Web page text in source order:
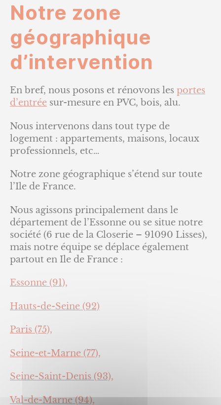
Notre zone
géographique
d’intervention
En bref, nous posons et rénovons les portes
d’entrée sur-mesure en PVC, bois, alu.
Nous intervenons dans tout type de
logement : appartements, maisons, locaux
professionnels, etc…
Notre zone géographique s’étend sur toute
l’Ile de France.
Nous agissons principalement dans le
département de l’Essonne ou se situe notre
société (6 rue de la Closerie – 91090 Lisses),
mais notre équipe se déplace également
partout en Ile de France :
Essonne (91),
Hauts-de-Seine (92)
Paris (75),
Seine-et-Marne (77),
Seine-Saint-Denis (93),
Val-de-Marne (94),